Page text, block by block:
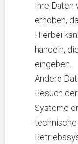
Ihre Daten
erhoben,
Hierbei
handeln,
eingeben.
Andere
Besuch
Systeme
technische